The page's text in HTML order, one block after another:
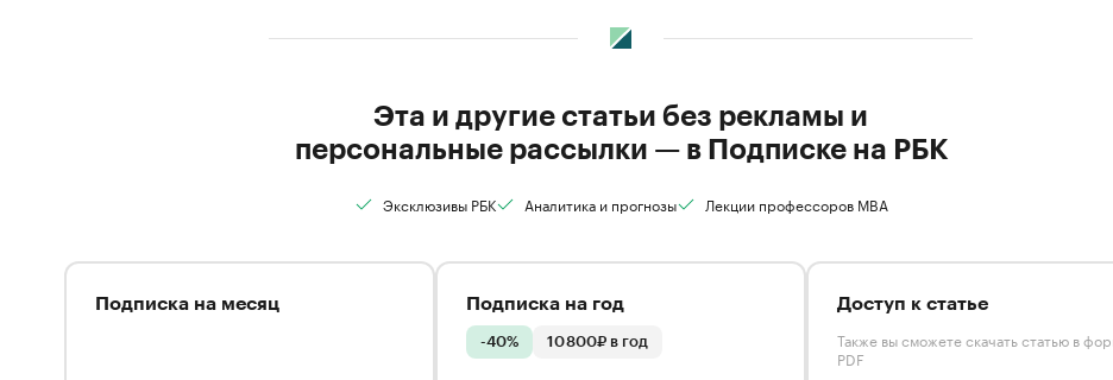
Эта и другие статьи без рекламы и
персональные рассылки — в Подписке на РБК
Эксклюзивы РБК Аналитика и прогнозы Лекции профессоров MBA
Подписка на месяц Подписка на год
-40% 10 800₽ в год
Доступ к статье
Также вы сможете скачать статью в
PDF